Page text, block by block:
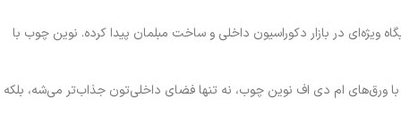
ویژه‌ای در بازار دکوراسیون داخلی و ساخت مبلمان پیدا کرده. نوین چوب با
با ورق‌های ام دی اف نوین چوب، نه تنها فضای داخلی‌تون جذاب‌تر می‌شه، بلکه